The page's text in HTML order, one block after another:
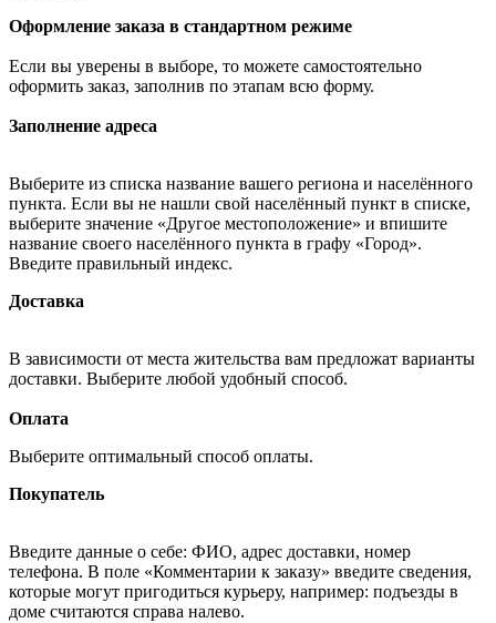
Оформление заказа в стандартном режиме
Если вы уверены в выборе, то можете самостоятельно
оформить заказ, заполнив по этапам всю форму.
Заполнение адреса
Выберите из списка название вашего региона и населённого
пункта. Если вы не нашли свой населённый пункт в списке,
выберите значение «Другое местоположение» и впишите
название своего населённого пункта в графу «Город».
Введите правильный индекс.
Доставка
В зависимости от места жительства вам предложат варианты
доставки. Выберите любой удобный способ.
Оплата
Выберите оптимальный способ оплаты.
Покупатель
Введите данные о себе: ФИО, адрес доставки, номер
телефона. В поле «Комментарии к заказу» введите сведения,
которые могут пригодиться курьеру, например: подъезды в
доме считаются справа налево.